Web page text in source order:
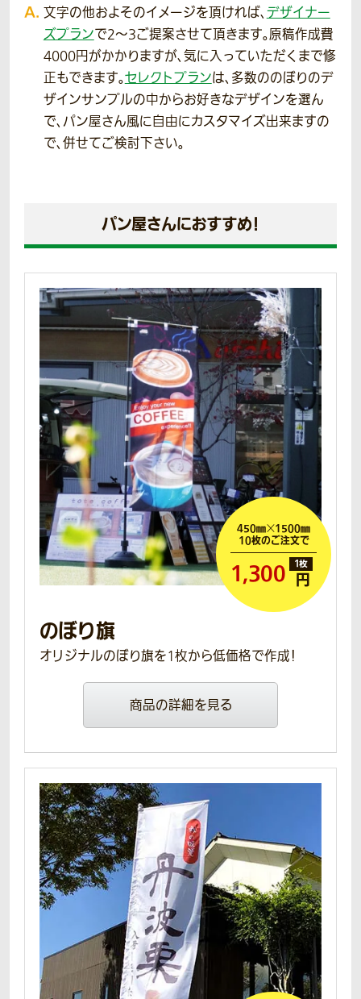
文字の他およそのイメージを頂ければ、デザイナー
ズプランで2～3ご提案させて頂きます。原稿作成費
4000円がかかりますが、気に入っていただくまで修
正もできます。セレクトプランは、多数ののぼりのデ
ザインサンプルの中からお好きなデザインを選ん
で、パン屋さん風に自由にカスタマイズ出来ますの
で、併せてご検討下さい。
パン屋さんにおすすめ！
450㎜×1500㎜
10枚のご注文で
1,300 円
のぼり旗
オリジナルのぼり旗を1枚から低価格で作成！
商品の詳細を見る